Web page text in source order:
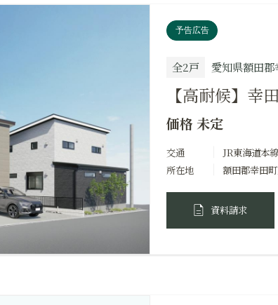
予告広告
全2戸 愛知県額田郡
【高耐候】
価格 未定
交通
JR東海道本
所在地
額田郡幸田
資料請求